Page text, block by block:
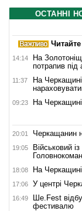
ОСТАННІ
14:14
На
потрапив під
11:37
На
09:23 На
20:01 Черкащанин
19:05
Військовий
18:08 На Черкащині
17:06 У центрі
16:49
Ше.Fest
фестивалю